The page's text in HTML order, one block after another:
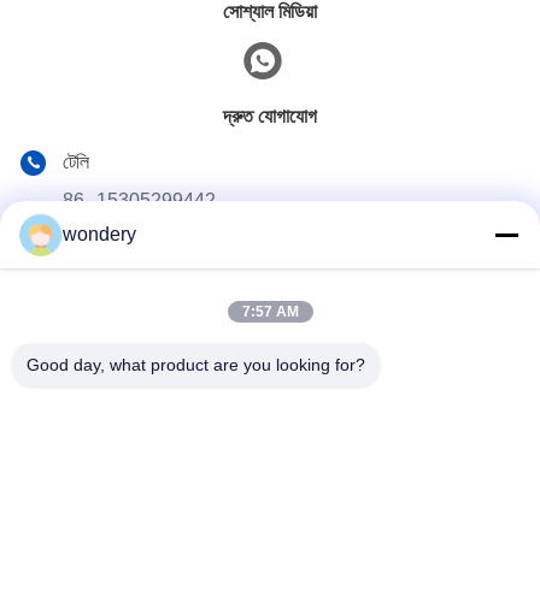
সোশ্যাল মিডিয়া
দ্রুত যোগাযোগ
টেলি
86--15305299442
শেনগাং মেট্রোপলিটন প্লাজা, সিনউউ জেলা, উক্সি, চীন
wondery
7:57 AM
Good day, what product are you looking for?